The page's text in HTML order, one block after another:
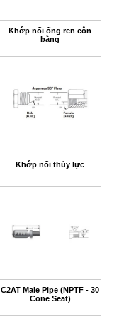
Khớp nối ống ren côn
bằng
Khớp nối thủy lực
C2AT Male Pipe (NPTF - 30
Cone Seat)